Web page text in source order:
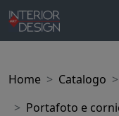
Home Catalogo
Portafoto e